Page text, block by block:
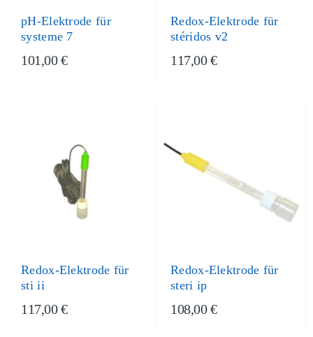
pH-Elektrode für
systeme 7
101,00 €
Redox-Elektrode für
stéridos v2
117,00 €
Redox-Elektrode für
sti ii
117,00 €
Redox-Elektrode für
steri ip
108,00 €